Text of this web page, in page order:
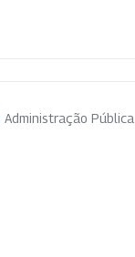
Administração Pública